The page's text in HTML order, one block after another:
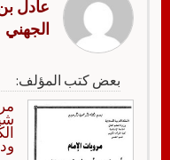
عادل
الجهني
بعض كتب المؤلف: